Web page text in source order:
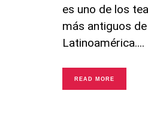
es uno de los
más antiguos de
Latinoamérica.
READ MORE